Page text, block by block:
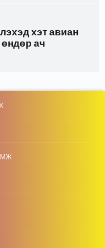
хэт авиан
ач